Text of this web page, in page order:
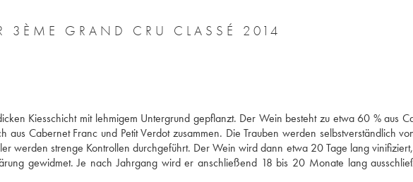
CHÂTEAU CALON SÉGUR 3ÈME GRAND CRU CLASSÉ 2014
Kiesschicht mit lehmigem Untergrund gepflanzt. Der Wein besteht zu etwa 60 % aus
aus Cabernet Franc und Petit Verdot zusammen. Die Trauben werden selbstverständlich
werden strenge Kontrollen durchgeführt. Der Wein wird dann etwa 20 Tage lang
gewidmet. Je nach Jahrgang wird er anschließend 18 bis 20 Monate lang